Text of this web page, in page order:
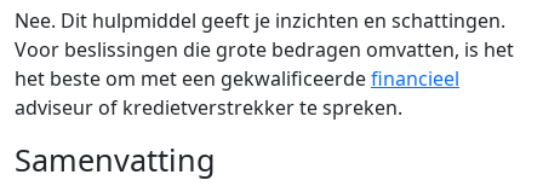
Nee. Dit hulpmiddel geeft je inzichten en schattingen.
Voor beslissingen die grote bedragen omvatten, is het
het beste om met een gekwalificeerdefinancieel
adviseur of kredietverstrekker te spreken.
Samenvatting